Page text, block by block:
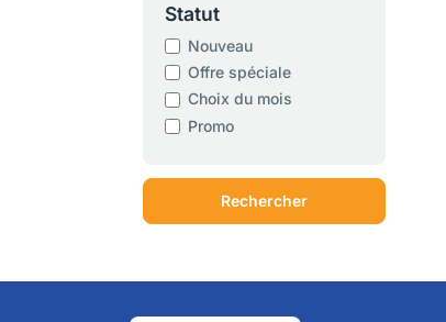
Statut
Nouveau
Offre spéciale
Choix du mois
Promo
Rechercher